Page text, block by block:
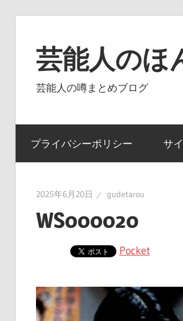
ス
ッ
芸能人のほ
芸能人の噂まとめブログ
プライバシーポリシー サ
2025年6月20日 gudetarou
WS000020
Pocket